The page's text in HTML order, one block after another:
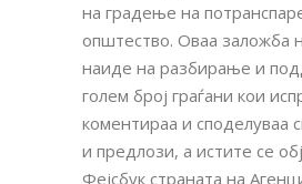
на градење на
општество. Оваа заложба
наиде на разбирање и
голем број граѓани кои
коментираа и споделуваа
и предлози, а истите се
Фејсбук страната на